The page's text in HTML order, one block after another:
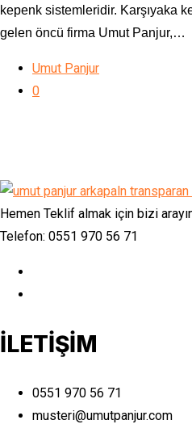
kepenk sistemleridir. Karşıyaka
gelen öncü firma Umut Panjur,…
Umut Panjur
0
Hemen Teklif almak için bizi
Telefon: 0551 970 56 71
İLETİŞİM
0551 970 56 71
musteri@umutpanjur.com